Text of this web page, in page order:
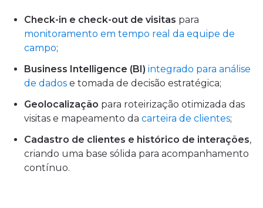
Check-in e check-out de visitas para
monitoramento em tempo real da equipe de
campo;
Business Intelligence (BI) integrado para análise
de dadose tomada de decisão estratégica;
Geolocalização para roteirização otimizada das
visitas e mapeamento da carteira de clientes;
Cadastro de clientes e histórico de interações,
criando uma base sólida para acompanhamento
contínuo.